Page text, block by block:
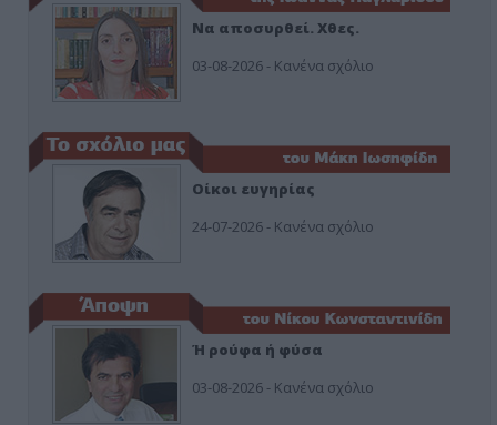
Να αποσυρθεί. Χθες.
03-08-2026 - Κανένα σχόλιο
Οίκοι ευγηρίας
24-07-2026 - Κανένα σχόλιο
Ή ρούφα ή φύσα
03-08-2026 - Κανένα σχόλιο